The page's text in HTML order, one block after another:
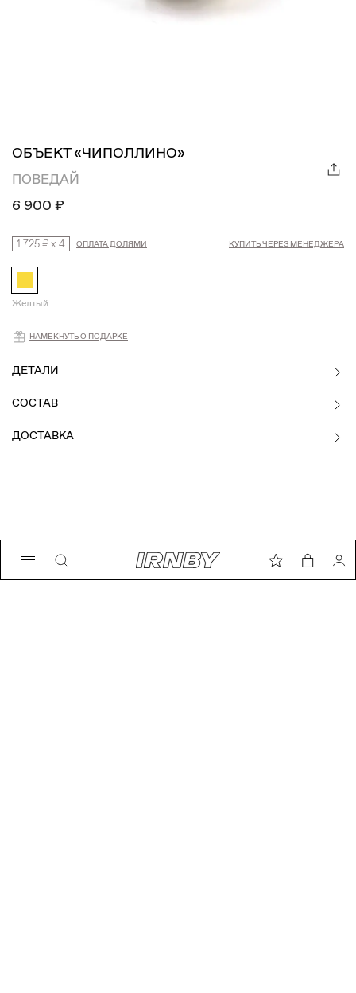
ОБЪЕКТ «ЧИПОЛЛИНО»
ПОВЕДАЙ
6 900 ₽
1 725 ₽x 4 ОПЛАТА ДОЛЯМИ КУПИТЬ ЧЕРЕЗ МЕНЕДЖЕРА
Желтый
Намекнуть о подарке
НАМЕКНУТЬ О ПОДАРКЕ
ДЕТАЛИ
СОСТАВ
ДОСТАВКА